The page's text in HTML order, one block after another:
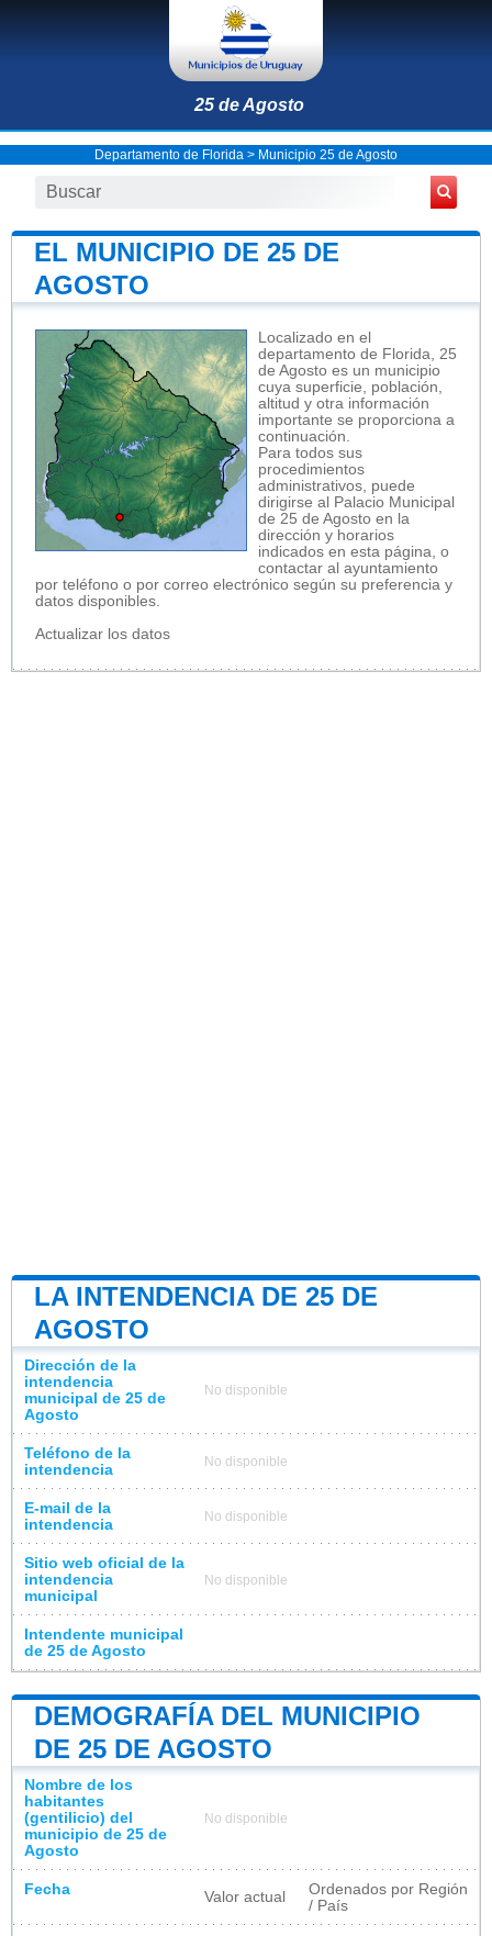
25 de Agosto
Departamento de Florida > Municipio 25 de Agosto
EL MUNICIPIO DE 25 DE
AGOSTO
Localizado en el
departamento de Florida, 25
de Agosto es un municipio
cuya superficie, población,
altitud y otra información
importante se proporciona a
continuación.
Para todos sus
procedimientos
administrativos, puede
dirigirse al Palacio Municipal
de 25 de Agosto en la
dirección y horarios
indicados en esta página, o
contactar al ayuntamiento
por teléfono o por correo electrónico según su preferencia y
datos disponibles.
Actualizar los datos
LA INTENDENCIA DE 25 DE
AGOSTO
Dirección de la
intendencia
municipal de 25 de
Agosto
No disponible
Teléfono de la
intendencia
No disponible
E-mail de la
intendencia
No disponible
Sitio web oficial de la
intendencia
municipal
No disponible
Intendente municipal
de 25 de Agosto
DEMOGRAFÍA DEL MUNICIPIO
DE 25 DE AGOSTO
Nombre de los
habitantes
(gentilicio) del
municipio de 25 de
Agosto
No disponible
Fecha Valor actual
Ordenados por Región
/ País